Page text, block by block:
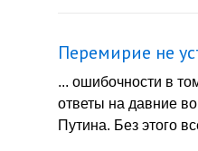
Перемирие не
... ошибочности в
ответы на давние
Путина. Без этого